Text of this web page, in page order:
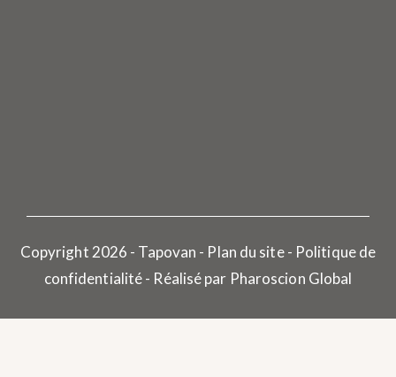
Copyright 2026 - Tapovan - Plan du site - Politique de
confidentialité - Réalisé par Pharoscion Global